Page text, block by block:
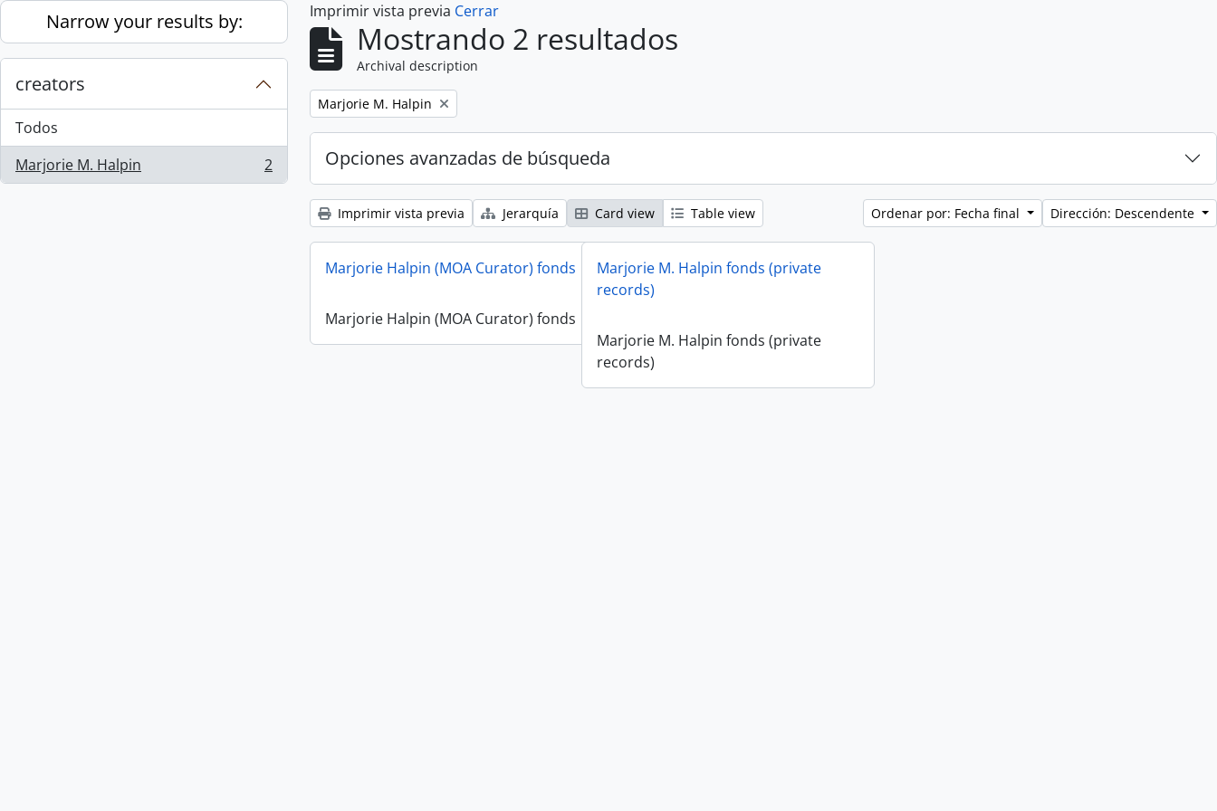
Skip to main content
Narrow your results by:
creators
Todos
Marjorie M. Halpin
, 2 resultados 2
Imprimir vista previa Cerrar
Mostrando 2 resultados
Archival description
Remove filter:
Marjorie M. Halpin
Opciones avanzadas de búsqueda
Imprimir vista previa Jerarquía Card view Table view Ordenar por: Fecha final Dirección: Descendente
Marjorie Halpin (MOA Curator) fonds
Marjorie Halpin (MOA Curator) fonds
Marjorie M. Halpin fonds (private
records)
Marjorie M. Halpin fonds (private
records)